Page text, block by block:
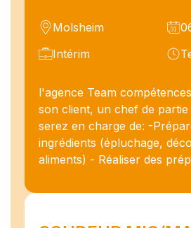
Molsheim
Intérim
l'agence Team
son client, un chef de
serez en charge de: -
ingrédients (épluchage,
aliments) - Réaliser des